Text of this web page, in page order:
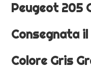
Peugeot 205
Consegnata il
Colore Gris